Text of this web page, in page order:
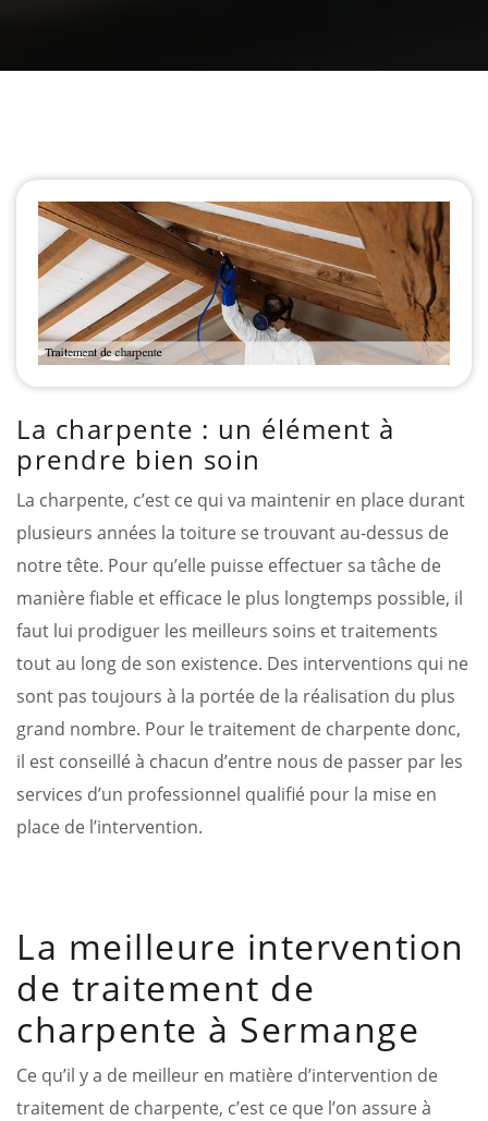
La charpente : un élément à
prendre bien soin
La charpente, c’est ce qui va maintenir en place durant
plusieurs années la toiture se trouvant au-dessus de
notre tête. Pour qu’elle puisse effectuer sa tâche de
manière fiable et efficace le plus longtemps possible, il
faut lui prodiguer les meilleurs soins et traitements
tout au long de son existence. Des interventions qui ne
sont pas toujours à la portée de la réalisation du plus
grand nombre. Pour le traitement de charpente donc,
il est conseillé à chacun d’entre nous de passer par les
services d’un professionnel qualifié pour la mise en
place de l’intervention.
La meilleure intervention
de traitement de
charpente à Sermange
Ce qu’il y a de meilleur en matière d’intervention de
traitement de charpente, c’est ce que l’on assure à